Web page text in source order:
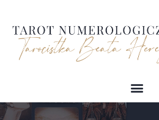
Przejdź
treści